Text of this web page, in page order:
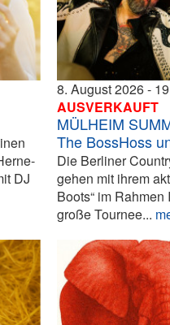
DJ
8. August 2026
AUSVERKAUFT
MÜLHEIM
The BossHoss
Die Berliner
gehen mit ihrem
Boots“ im
große Tournee...